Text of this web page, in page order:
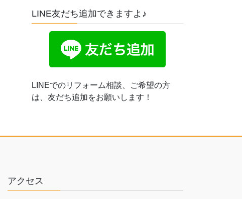
LINE友だち追加できますよ♪
LINEでのリフォーム相談、ご希望の方
は、友だち追加をお願いします！
アクセス